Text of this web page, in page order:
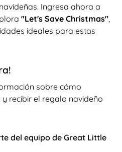
Ingresa ahora a
"Let's Save Christmas"
ideales para estas
sobre cómo
recibir el regalo navideño
del equipo de Great Little